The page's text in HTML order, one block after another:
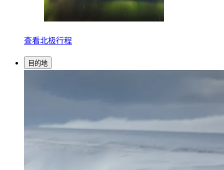
查看北极行程
目的地